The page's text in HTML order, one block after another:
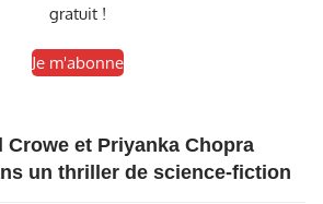
gratuit !
Je m'abonne
et Priyanka Chopra
un thriller de science-fiction